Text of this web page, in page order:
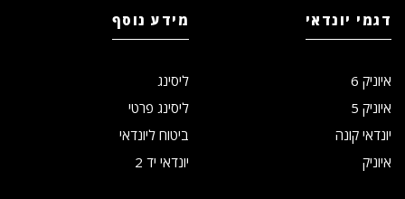
דגמי יונדאי
איוניק 6
איוניק 5
יונדאי קונה
איוניק
מידע נוסף
ליסינג
ליסינג פרטי
ביטוח ליונדאי
יונדאי יד 2